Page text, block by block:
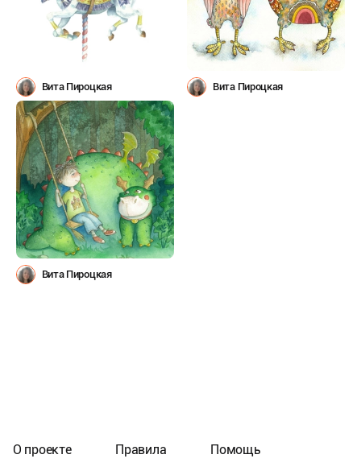
Вита Пироцкая Вита Пироцкая
Вита Пироцкая
О проекте Правила Помощь